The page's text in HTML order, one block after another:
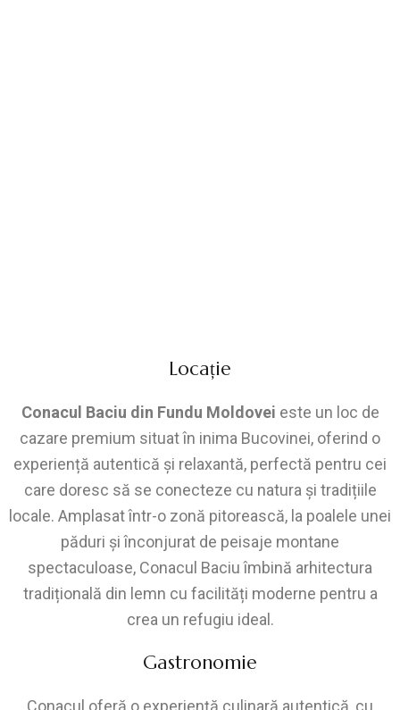
Locație
Conacul Baciu din Fundu Moldovei este un loc de
cazare premium situat în inima Bucovinei, oferind o
experiență autentică și relaxantă, perfectă pentru cei
care doresc să se conecteze cu natura și tradițiile
locale. Amplasat într-o zonă pitorească, la poalele unei
păduri și înconjurat de peisaje montane
spectaculoase, Conacul Baciu îmbină arhitectura
tradițională din lemn cu facilități moderne pentru a
crea un refugiu ideal.
Gastronomie
Conacul oferă o experiență culinară autentică, cu